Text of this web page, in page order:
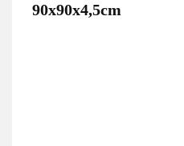
90x90x4,5cm